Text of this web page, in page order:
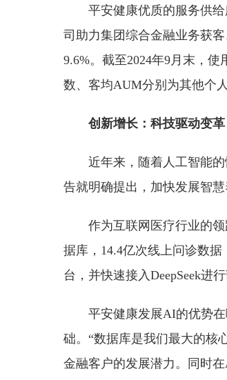
平安健康优质的服务供
司助力集团综合金融业务获
9.6%。截至2024年9月末，
数、客均AUM分别为其他个
创新增长：科技驱动变革
近年来，随着人工智能
告就明确提出，加快发展智慧
作为互联网医疗行业的
据库，14.4亿次线上问诊数
台，并快速接入DeepSeek进
平安健康发展AI的优势
础。“数据库是我们最大的核
金融客户的发展潜力。同时